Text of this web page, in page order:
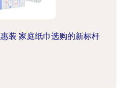
装 家庭纸巾选购的新标杆